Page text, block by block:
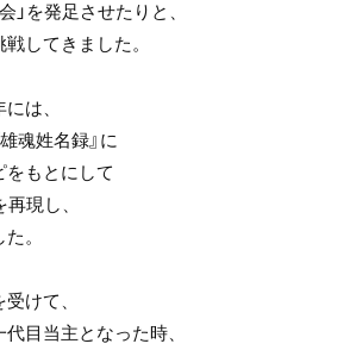
」を発足させたりと、
してきました。
は、
魂姓名録』に
もとにして
再現し、
。
けて、
目当主となった時、